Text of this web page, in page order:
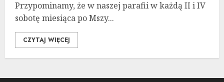
Przypominamy, że w naszej parafii w każdą II i IV
sobotę miesiąca po Mszy...
CZYTAJ WIĘCEJ